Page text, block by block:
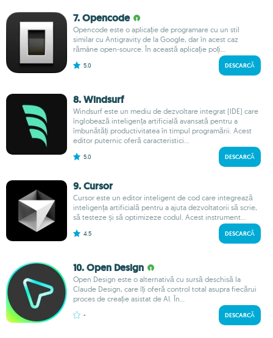
7. Opencode
Opencode este o aplicație de programare cu un stil
similar cu Antigravity de la Google, dar în acest caz
rămâne open-source. În această aplicație poți...
5.0 DESCARCĂ
8. Windsurf
Windsurf este un mediu de dezvoltare integrat (IDE) care
înglobează inteligența artificială avansată pentru a
îmbunătăți productivitatea în timpul programării. Acest
editor puternic oferă caracteristici...
5.0 DESCARCĂ
9. Cursor
Cursor este un editor inteligent de cod care integrează
inteligența artificială pentru a ajuta dezvoltatorii să scrie,
să testeze și să optimizeze codul. Acest instrument...
4.5 DESCARCĂ
10. Open Design
Open Design este o alternativă cu sursă deschisă la
Claude Design, care îți oferă control total asupra fiecărui
proces de creație asistat de AI. În...
- DESCARCĂ